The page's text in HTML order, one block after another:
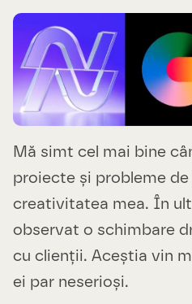
Mă simt cel mai bine
proiecte și probleme
creativitatea mea. În
observat o schimbare
cu clienții. Aceștia vin
ei par neserioși.